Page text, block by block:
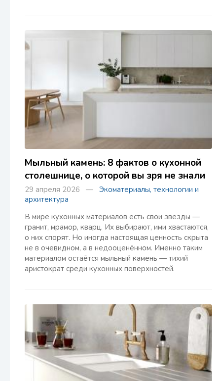
Мыльный камень: 8 фактов о кухонной
столешнице, о которой вы зря не знали
29 апреля 2026 — Экоматериалы, технологии и
архитектура
В мире кухонных материалов есть свои звёзды —
гранит, мрамор, кварц. Их выбирают, ими хвастаются,
о них спорят. Но иногда настоящая ценность скрыта
не в очевидном, а в недооценённом. Именно таким
материалом остаётся мыльный камень — тихий
аристократ среди кухонных поверхностей.